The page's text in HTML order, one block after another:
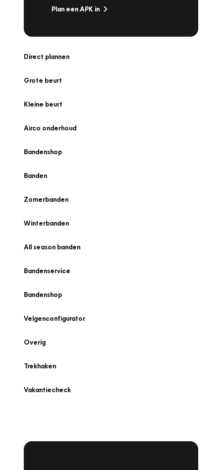
Plan een APK in
Direct plannen
Grote beurt
Kleine beurt
Airco onderhoud
Bandenshop
Banden
Zomerbanden
Winterbanden
All season banden
Bandenservice
Bandenshop
Velgenconfigurator
Overig
Trekhaken
Vakantiecheck